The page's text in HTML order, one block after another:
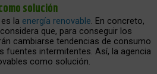
solución
la energía renovable. En concreto,
considera que, para conseguir los
cambiarse tendencias de consumo
fuentes intermitentes. Así, la agencia
como solución.